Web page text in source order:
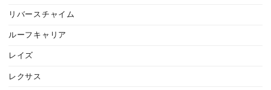
リバースチャイム
ルーフキャリア
レイズ
レクサス